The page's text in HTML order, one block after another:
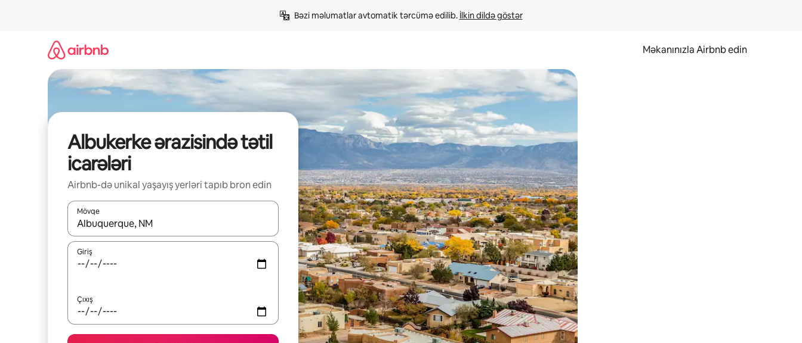
Bəzi məlumatlar avtomatik tərcümə edilib. İlkin dildə göstər
Məkanınızla Airbnb edin
Albukerke ərazisində tətil
icarələri
Airbnb-də unikal yaşayış yerləri tapıb bron edin
Mövqe
Nəticələr varsa, yuxarı və aşağı ox düymələri ilə naviqasiya edin, yaxud da toxunma və ya svayp jestləri ilə araşdırın.
Giriş
Çıxış